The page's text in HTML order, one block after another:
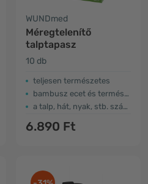
WUNDmed
Méregtelenítő
talptapasz
10 db
teljesen természetes
bambusz ecet és természets kivonatok
a talp, hát, nyak, stb. számára
6.890 Ft